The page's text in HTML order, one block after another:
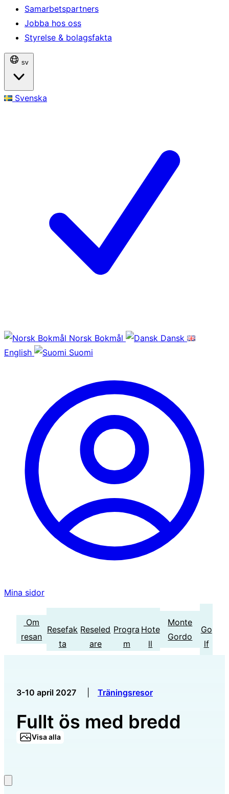
Samarbetspartners
Jobba hos oss
Styrelse & bolagsfakta
sv
Svenska
Norsk Bokmål
Dansk
English
Suomi
Mina sidor
Om
resan
Resefak
ta
Reseled
are
Progra
m
Hote
ll
Monte
Gordo
Go
lf
3-10 april 2027 Träningsresor
Fullt ös med bredd
Visa alla